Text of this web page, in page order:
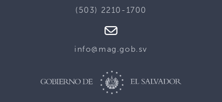
(503) 2210-1700
info@mag.gob.sv